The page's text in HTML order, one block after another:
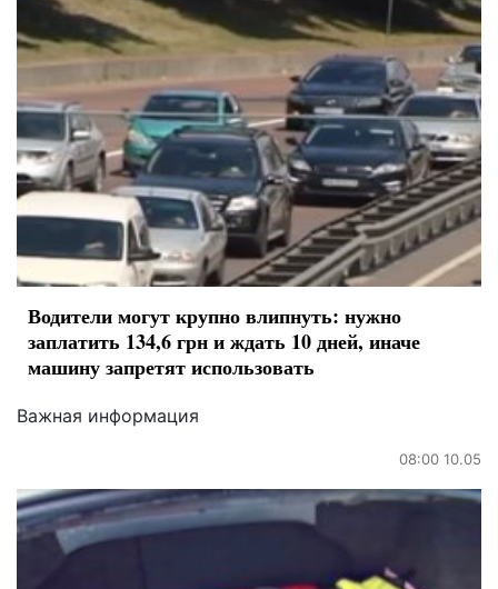
Водители могут крупно влипнуть: нужно
заплатить 134,6 грн и ждать 10 дней, иначе
машину запретят использовать
Важная информация
08:00 10.05